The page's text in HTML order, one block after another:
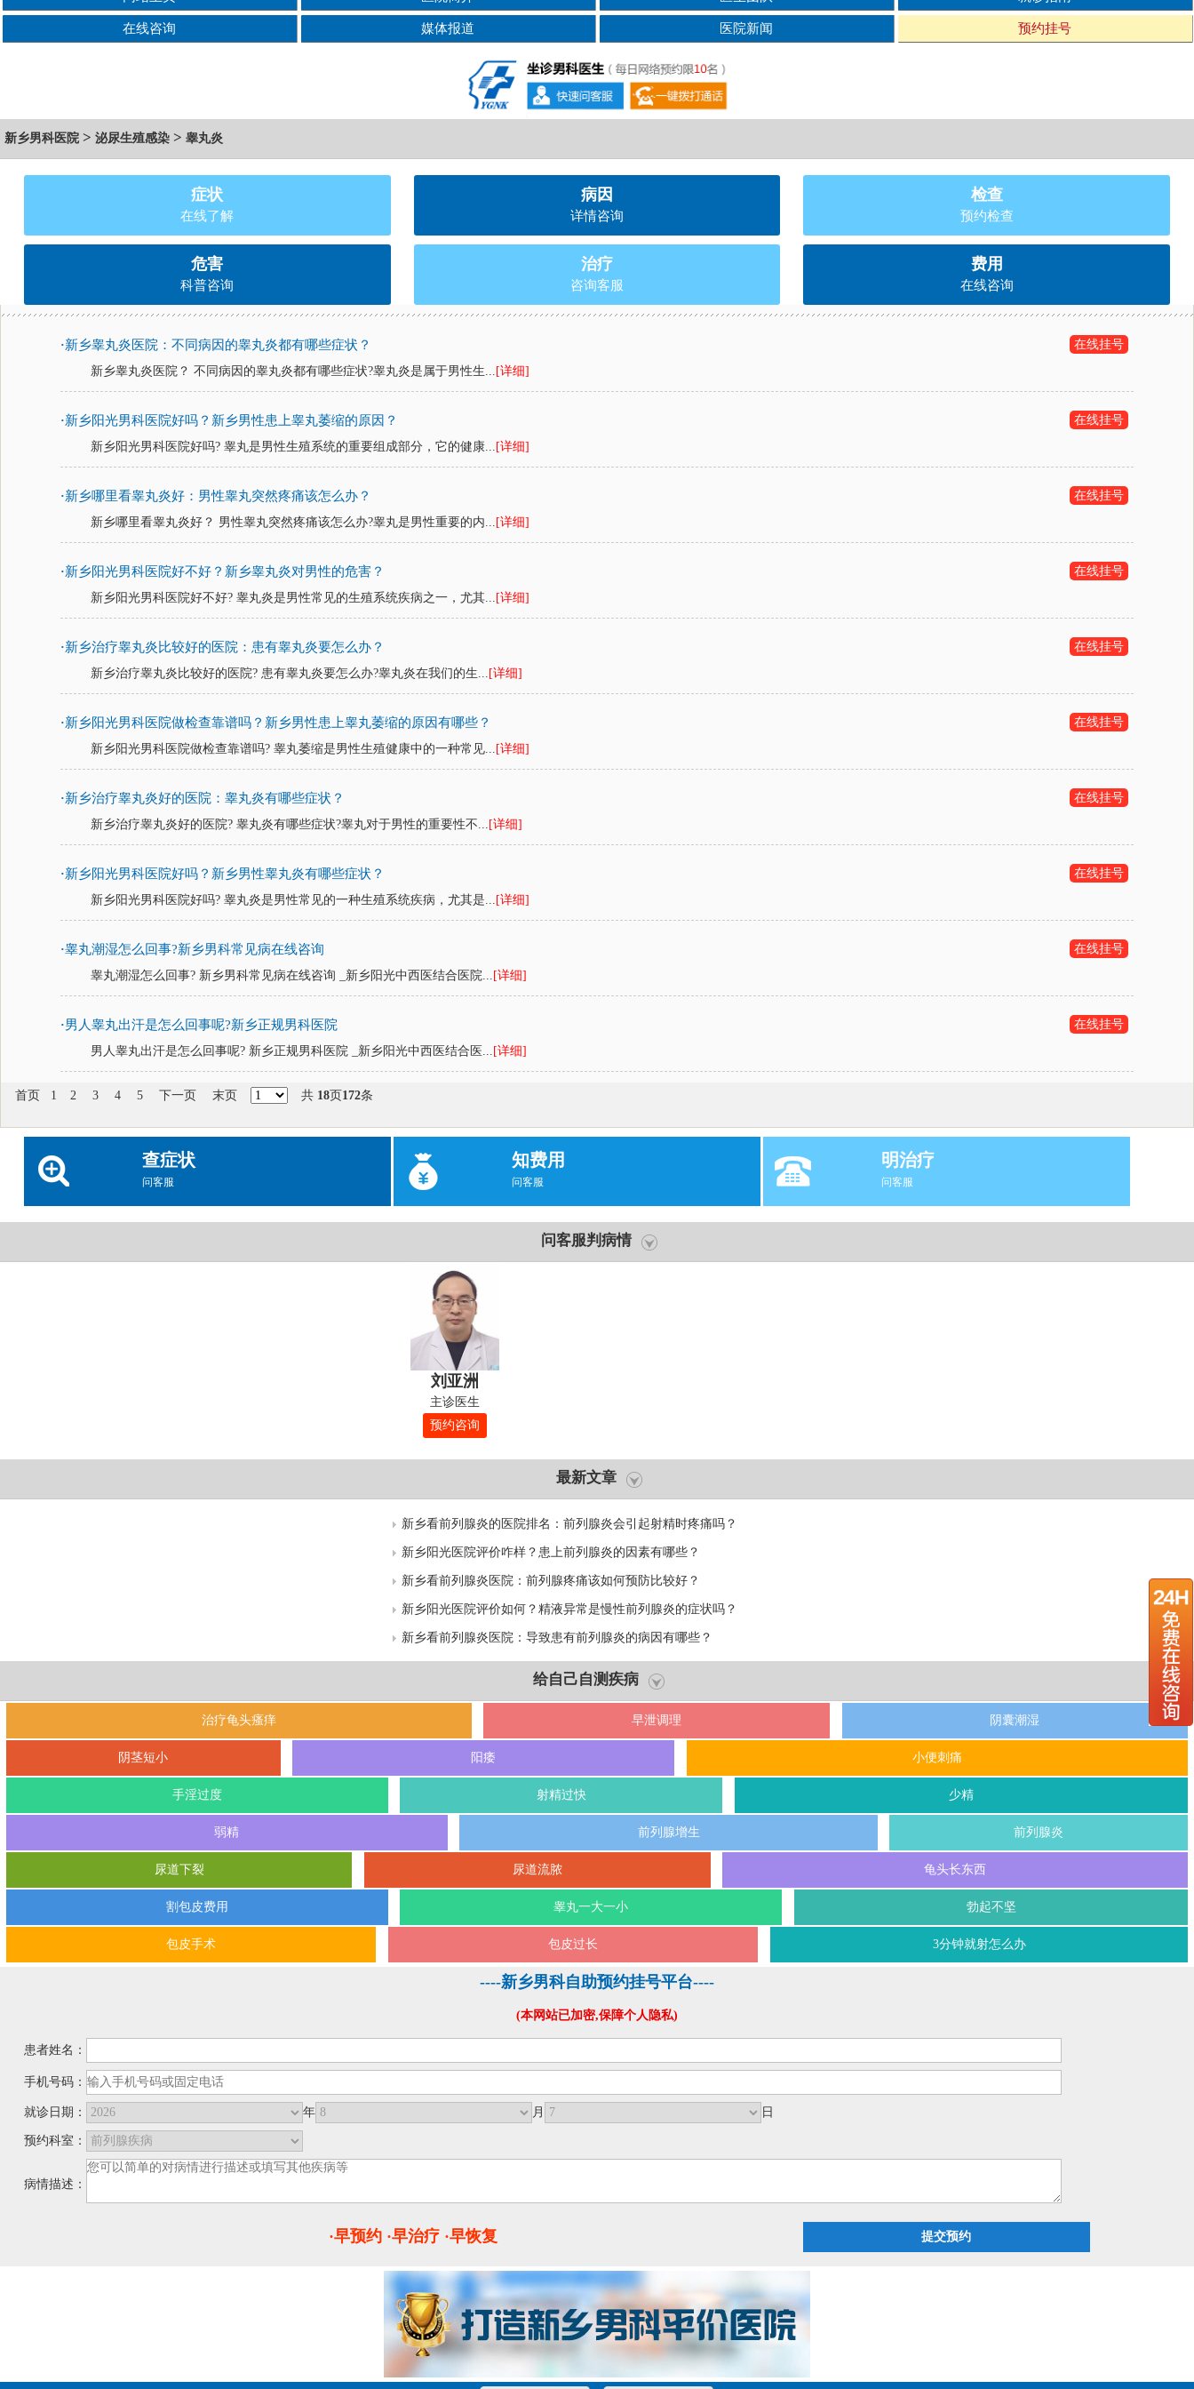
在线咨询 媒体报道 医院新闻 预约挂号
新乡男科医院 > 泌尿生殖感染 > 睾丸炎
症状
在线了解
病因
详情咨询
检查
预约检查
危害
科普咨询
治疗
咨询客服
费用
在线咨询
·新乡睾丸炎医院：不同病因的睾丸炎都有哪些症状？
在线挂号
新乡睾丸炎医院？ 不同病因的睾丸炎都有哪些症状?睾丸炎是属于男性生... [详细]
·新乡阳光男科医院好吗？新乡男性患上睾丸萎缩的原因？
在线挂号
新乡阳光男科医院好吗? 睾丸是男性生殖系统的重要组成部分，它的健康... [详细]
·新乡哪里看睾丸炎好：男性睾丸突然疼痛该怎么办？
在线挂号
新乡哪里看睾丸炎好？ 男性睾丸突然疼痛该怎么办?睾丸是男性重要的内... [详细]
·新乡阳光男科医院好不好？新乡睾丸炎对男性的危害？
在线挂号
新乡阳光男科医院好不好? 睾丸炎是男性常见的生殖系统疾病之一，尤其... [详细]
·新乡治疗睾丸炎比较好的医院：患有睾丸炎要怎么办？
在线挂号
新乡治疗睾丸炎比较好的医院? 患有睾丸炎要怎么办?睾丸炎在我们的生... [详细]
·新乡阳光男科医院做检查靠谱吗？新乡男性患上睾丸萎缩的原因有哪些？
在线挂号
新乡阳光男科医院做检查靠谱吗? 睾丸萎缩是男性生殖健康中的一种常见... [详细]
·新乡治疗睾丸炎好的医院：睾丸炎有哪些症状？
在线挂号
新乡治疗睾丸炎好的医院? 睾丸炎有哪些症状?睾丸对于男性的重要性不... [详细]
·新乡阳光男科医院好吗？新乡男性睾丸炎有哪些症状？
在线挂号
新乡阳光男科医院好吗? 睾丸炎是男性常见的一种生殖系统疾病，尤其是... [详细]
·睾丸潮湿怎么回事?新乡男科常见病在线咨询
在线挂号
睾丸潮湿怎么回事? 新乡男科常见病在线咨询 _新乡阳光中西医结合医院... [详细]
·男人睾丸出汗是怎么回事呢?新乡正规男科医院
在线挂号
男人睾丸出汗是怎么回事呢? 新乡正规男科医院 _新乡阳光中西医结合医... [详细]
首页 1 2 3 4 5 下一页 末页 共 18页172条
查症状
问客服
知费用
问客服
明治疗
问客服
问客服判病情
刘亚洲
主诊医生
预约咨询
最新文章
新乡看前列腺炎的医院排名：前列腺炎会引起射精时疼痛吗？
新乡阳光医院评价咋样？患上前列腺炎的因素有哪些？
新乡看前列腺炎医院：前列腺疼痛该如何预防比较好？
新乡阳光医院评价如何？精液异常是慢性前列腺炎的症状吗？
新乡看前列腺炎医院：导致患有前列腺炎的病因有哪些？
给自己自测疾病
治疗龟头瘙痒 早泄调理 阴囊潮湿
阴茎短小 阳痿 小便刺痛
手淫过度 射精过快 少精
弱精 前列腺增生 前列腺炎
尿道下裂 尿道流脓 龟头长东西
割包皮费用 睾丸一大一小 勃起不坚
包皮手术 包皮过长 3分钟就射怎么办
----新乡男科自助预约挂号平台----
(本网站已加密,保障个人隐私)
患者姓名：
手机号码：
就诊日期： 年 月 日
预约科室：
病情描述：
·早预约 ·早治疗 ·早恢复